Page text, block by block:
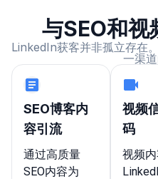
与SEO和视
LinkedIn获客并非孤立存在
一渠
SEO博客内
容引流
通过高质量
SEO内容为
视频
码
视频